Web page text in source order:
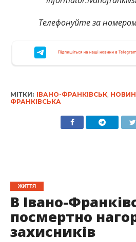
Телефонуйте за
МІТКИ: ІВАНО-ФРАНКІВСЬК,
ФРАНКІВСЬКА
ЖИТТЯ
В Івано-
посмертно
захисників